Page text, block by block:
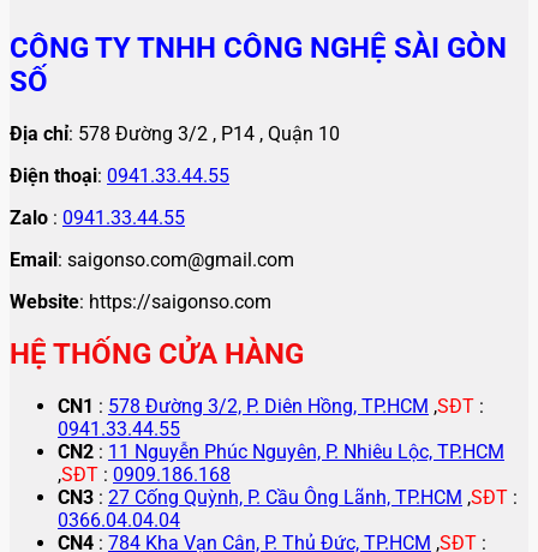
CÔNG TY TNHH CÔNG NGHỆ SÀI GÒN
SỐ
Địa chỉ: 578 Đường 3/2 , P14 , Quận 10
Điện thoại: 0941.33.44.55
Zalo : 0941.33.44.55
Email: saigonso.com@gmail.com
Website: https://saigonso.com
HỆ THỐNG CỬA HÀNG
CN1 : 578 Đường 3/2, P. Diên Hồng, TP.HCM ,SĐT :
0941.33.44.55
CN2 : 11 Nguyễn Phúc Nguyên, P. Nhiêu Lộc, TP.HCM
,SĐT : 0909.186.168
CN3 : 27 Cống Quỳnh, P. Cầu Ông Lãnh, TP.HCM ,SĐT :
0366.04.04.04
CN4 : 784 Kha Vạn Cân, P. Thủ Đức, TP.HCM ,SĐT :